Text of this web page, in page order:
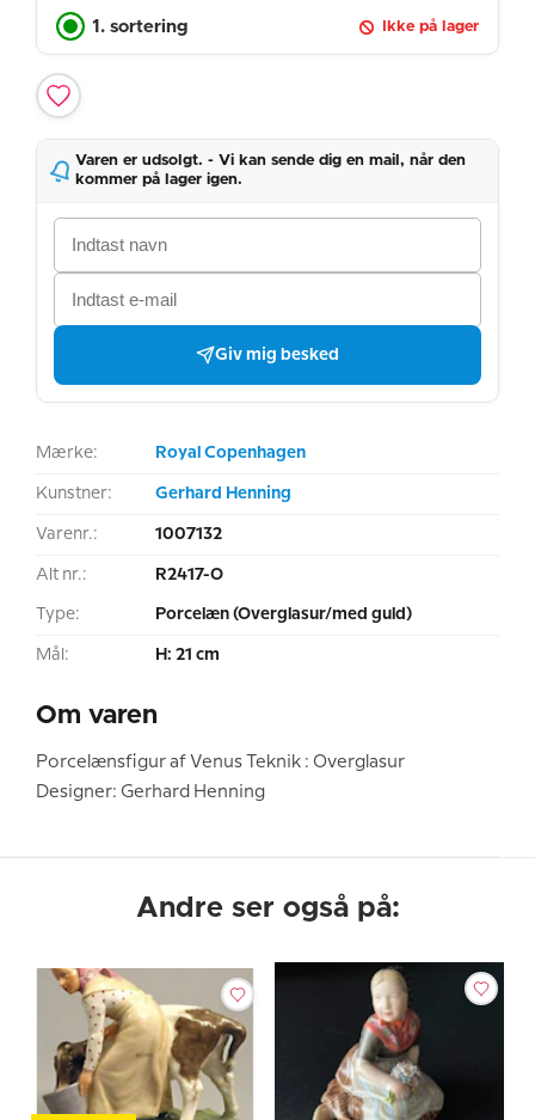
1. sortering Ikke på lager
Varen er udsolgt. - Vi kan sende dig en mail, når den
kommer på lager igen.
Giv mig besked
Mærke: Royal Copenhagen
Kunstner: Gerhard Henning
Varenr.: 1007132
Alt nr.: R2417-O
Type: Porcelæn (Overglasur/med guld)
Mål: H: 21 cm
Om varen
Porcelænsfigur af Venus Teknik : Overglasur
Designer: Gerhard Henning
Andre ser også på: